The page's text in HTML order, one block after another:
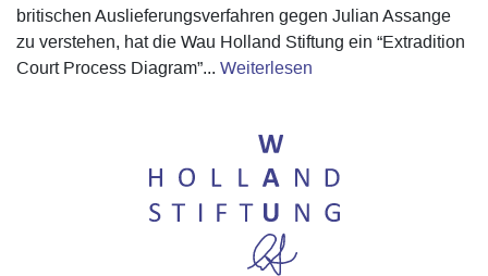
britischen Auslieferungsverfahren gegen Julian Assange
zu verstehen, hat die Wau Holland Stiftung ein “Extradition
Court Process Diagram”... Weiterlesen